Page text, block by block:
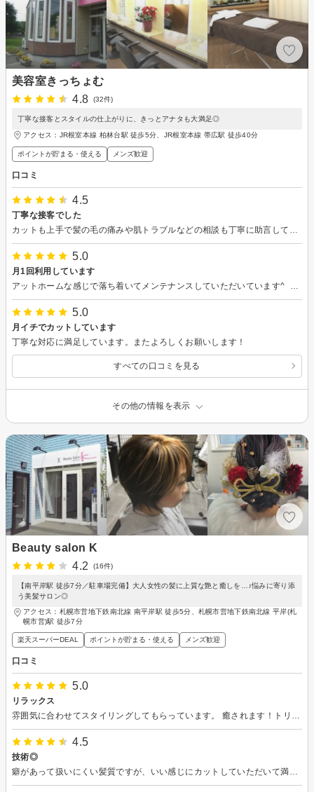
美容室きっちょむ
4.8
(32件)
丁寧な接客とスタイルの仕上がりに、きっとアナタも大満足◎
アクセス：JR根室本線 柏林台駅 徒歩5分、JR根室本線 帯広駅 徒歩40分
ポイントが貯まる・使える メンズ歓迎
口コミ
4.5
丁寧な接客でした
5.0
月1回利用しています
5.0
月イチでカットしています
丁寧な対応に満足しています。またよろしくお願いします！
すべての口コミを見る
その他の情報を表示
Beauty salon K
4.2
(16件)
【南平岸駅 徒歩7分／駐車場完備】大人女性の髪に上質な艶と癒しを…♪悩みに寄り添
う美髪サロン◎
アクセス：札幌市営地下鉄南北線 南平岸駅 徒歩5分、札幌市営地下鉄南北線 平岸(札
幌市営)駅 徒歩7分
楽天スーパーDEAL ポイントが貯まる・使える メンズ歓迎
口コミ
5.0
リラックス
4.5
技術◎